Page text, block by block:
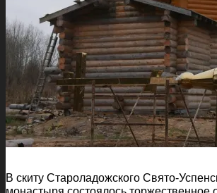
В скиту Староладожского Свято-